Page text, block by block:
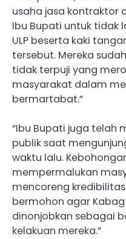
usaha jasa kontraktor
Ibu Bupati untuk tidak
ULP beserta kaki
tersebut. Mereka
tidak terpuji yang
masyarakat dalam
bermartabat.”
“Ibu Bupati juga telah
publik saat
waktu lalu.
mempermalukan
mencoreng
bermohon agar
dinonjobkan sebagai
kelakuan mereka.”